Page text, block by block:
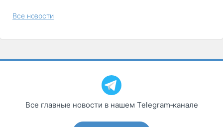
Все новости
Все главные новости в нашем Telegram‑канале